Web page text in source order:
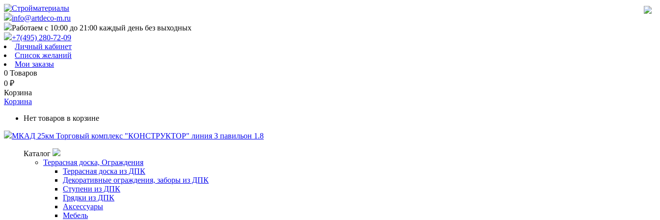
info@artdeco-m.ru
Работаем с 10:00 до 21:00 каждый день без выходных
+7(495) 280-72-09
Личный кабинет
Список желаний
Мои заказы
0 Товаров
0 ₽
Корзина
Корзина
Нет товаров в корзине
МКАД 25км Торговый комплекс "КОНСТРУКТОР" линия З павильон 1.8
Каталог
Террасная доска, Ограждения
Террасная доска из ДПК
Декоративные ограждения, заборы из ДПК
Ступени из ДПК
Грядки из ДПК
Аксессуары
Мебель